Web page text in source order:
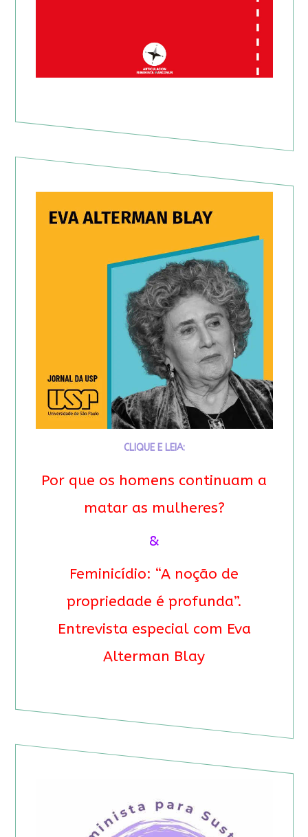
CLIQUE E LEIA:
Por que os homens continuam a
matar as mulheres?
&
Feminicídio: “A noção de
propriedade é profunda”.
Entrevista especial com Eva
Alterman Blay